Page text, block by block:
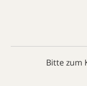
Bitte zum